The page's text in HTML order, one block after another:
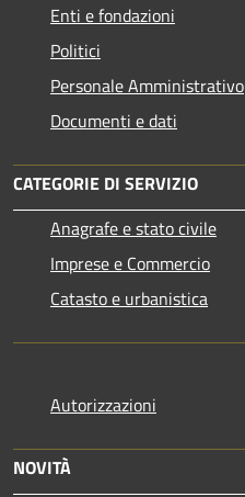
Enti e fondazioni
Politici
Personale Amministrativo
Documenti e dati
CATEGORIE DI SERVIZIO
Anagrafe e stato civile
Imprese e Commercio
Catasto e urbanistica
Autorizzazioni
NOVITÀ